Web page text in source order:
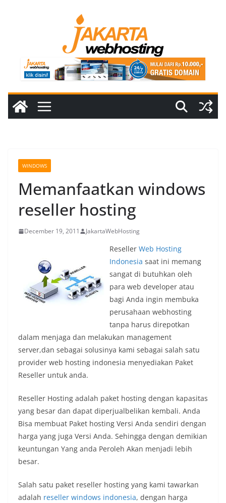
WINDOWS
Memanfaatkan windows
reseller hosting
December 19, 2011 JakartaWebHosting
Reseller Web Hosting
Indonesia saat ini memang
sangat di butuhkan oleh
para web developer atau
bagi Anda ingin membuka
perusahaan webhosting
tanpa harus direpotkan
dalam menjaga dan melakukan management
server,dan sebagai solusinya kami sebagai salah satu
provider web hosting indonesia menyediakan Paket
Reseller untuk anda.
Reseller Hosting adalah paket hosting dengan kapasitas
yang besar dan dapat diperjualbelikan kembali. Anda
Bisa membuat Paket hosting Versi Anda sendiri dengan
harga yang juga Versi Anda. Sehingga dengan demikian
keuntungan Yang anda Peroleh Akan menjadi lebih
besar.
Salah satu paket reseller hosting yang kami tawarkan
adalah reseller windows indonesia, dengan harga